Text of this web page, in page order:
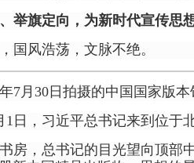
举旗定向，为新时代宣传思
国风浩荡，文脉不绝。
7月30日拍摄的中国国家版
1日，习近平总书记来到位
房，总书记的目光望向顶部